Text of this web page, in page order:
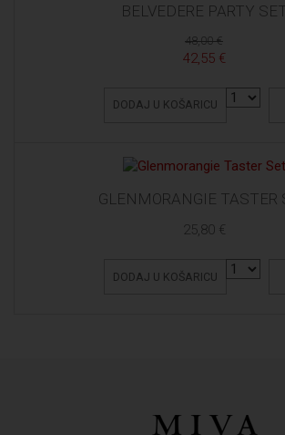
BELVEDERE PARTY
48,00 €
42,55 €
DODAJ U KOŠARICU
GLENMORANGIE TASTER
25,80 €
DODAJ U KOŠARICU